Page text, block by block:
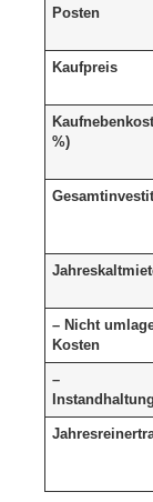
Posten
Kaufpreis
%)
– Nicht
Kosten
–